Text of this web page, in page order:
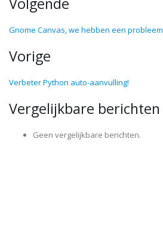
Gnome Canvas, we hebben een probleem
Vorige
Verbeter Python auto-aanvulling!
Vergelijkbare berichten
Geen vergelijkbare berichten.